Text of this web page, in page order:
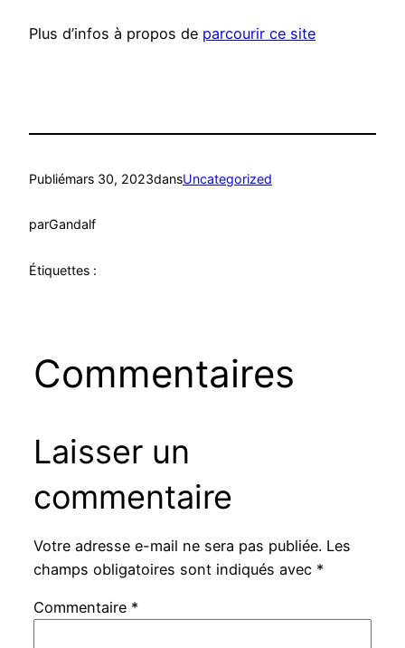
Plus d’infos à propos de parcourir ce site
Publiémars 30, 2023dansUncategorized
parGandalf
Étiquettes :
Commentaires
Laisser un
commentaire
Votre adresse e-mail ne sera pas publiée. Les
champs obligatoires sont indiqués avec *
Commentaire *